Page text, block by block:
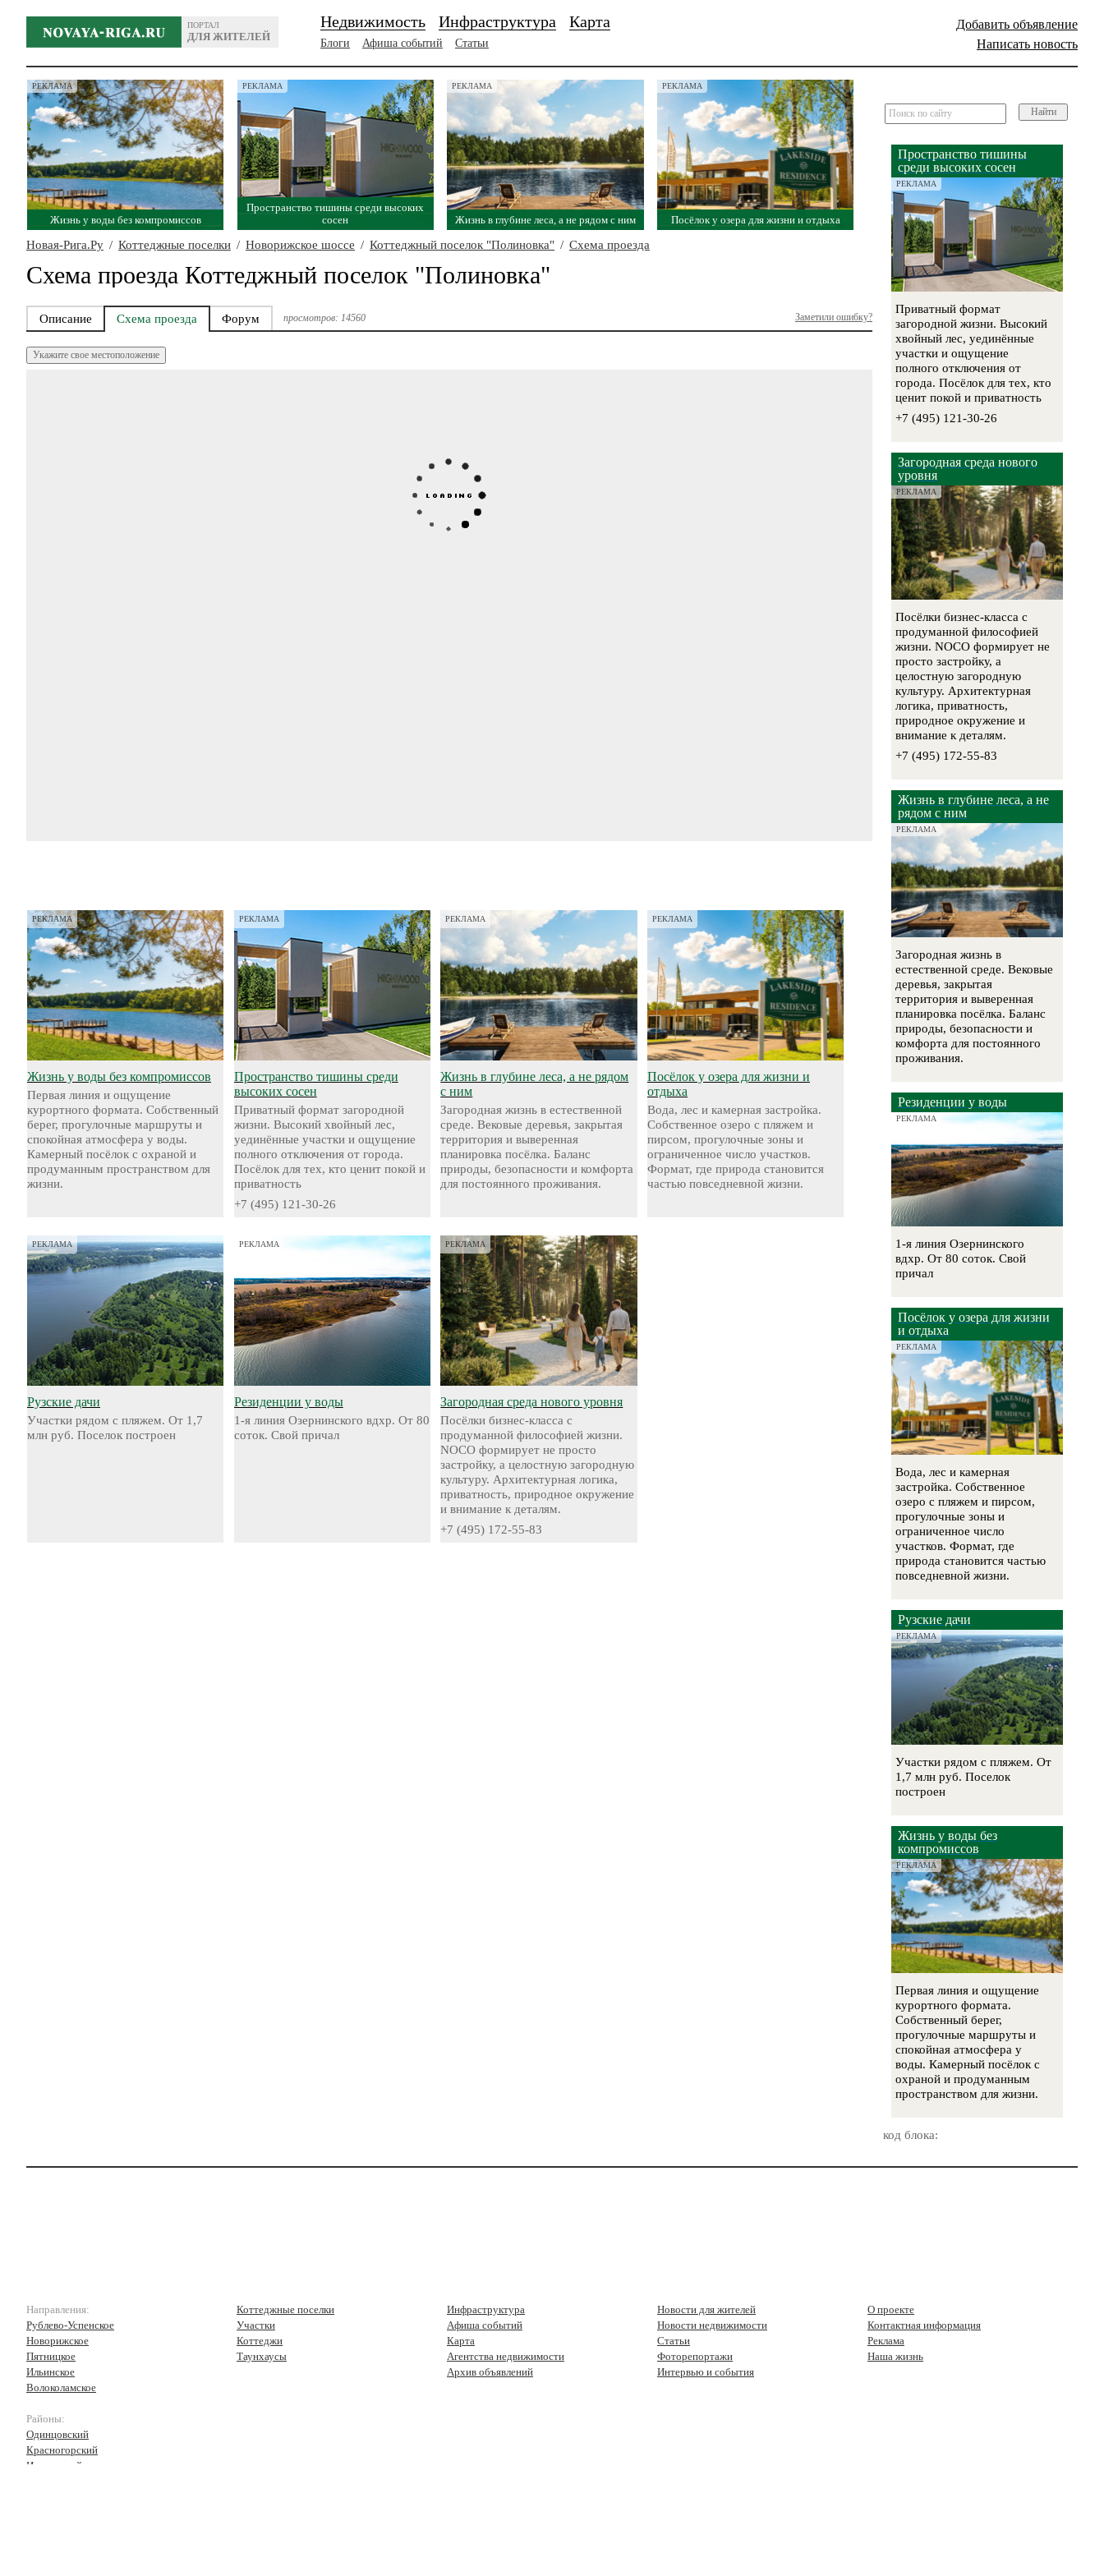
ПОРТАЛ
ДЛЯ ЖИТЕЛЕЙ
Добавить объявление
Написать новость
Недвижимость Инфраструктура Карта
Блоги Афиша событий Статьи
РЕКЛАМА
Жизнь у воды без компромиссов
РЕКЛАМА
Пространство тишины среди высоких
сосен
РЕКЛАМА
Жизнь в глубине леса, а не рядом с ним
РЕКЛАМА
Посёлок у озера для жизни и отдыха
Новая-Рига.Ру / Коттеджные поселки / Новорижское шоссе / Коттеджный поселок "Полиновка" / Схема проезда
Схема проезда Коттеджный поселок "Полиновка"
Описание Схема проезда Форум просмотров: 14560 Заметили ошибку?
Укажите свое местоположение
РЕКЛАМА
Жизнь у воды без компромиссов
Первая линия и ощущение
курортного формата. Собственный
берег, прогулочные маршруты и
спокойная атмосфера у воды.
Камерный посёлок с охраной и
продуманным пространством для
жизни.
РЕКЛАМА
Пространство тишины среди
высоких сосен
Приватный формат загородной
жизни. Высокий хвойный лес,
уединённые участки и ощущение
полного отключения от города.
Посёлок для тех, кто ценит покой и
приватность
+7 (495) 121-30-26
РЕКЛАМА
Жизнь в глубине леса, а не рядом
с ним
Загородная жизнь в естественной
среде. Вековые деревья, закрытая
территория и выверенная
планировка посёлка. Баланс
природы, безопасности и комфорта
для постоянного проживания.
РЕКЛАМА
Посёлок у озера для жизни и
отдыха
Вода, лес и камерная застройка.
Собственное озеро с пляжем и
пирсом, прогулочные зоны и
ограниченное число участков.
Формат, где природа становится
частью повседневной жизни.
РЕКЛАМА
Рузские дачи
Участки рядом с пляжем. От 1,7
млн руб. Поселок построен
РЕКЛАМА
Резиденции у воды
1-я линия Озернинского вдхр. От 80
соток. Свой причал
РЕКЛАМА
Загородная среда нового уровня
Посёлки бизнес-класса с
продуманной философией жизни.
NOCO формирует не просто
застройку, а целостную загородную
культуру. Архитектурная логика,
приватность, природное окружение
и внимание к деталям.
+7 (495) 172-55-83
Найти
Пространство тишины
среди высоких сосен
РЕКЛАМА
Приватный формат
загородной жизни. Высокий
хвойный лес, уединённые
участки и ощущение
полного отключения от
города. Посёлок для тех, кто
ценит покой и приватность
+7 (495) 121-30-26
Загородная среда нового
уровня
РЕКЛАМА
Посёлки бизнес-класса с
продуманной философией
жизни. NOCO формирует не
просто застройку, а
целостную загородную
культуру. Архитектурная
логика, приватность,
природное окружение и
внимание к деталям.
+7 (495) 172-55-83
Жизнь в глубине леса, а не
рядом с ним
РЕКЛАМА
Загородная жизнь в
естественной среде. Вековые
деревья, закрытая
территория и выверенная
планировка посёлка. Баланс
природы, безопасности и
комфорта для постоянного
проживания.
Резиденции у воды
РЕКЛАМА
1-я линия Озернинского
вдхр. От 80 соток. Свой
причал
Посёлок у озера для жизни
и отдыха
РЕКЛАМА
Вода, лес и камерная
застройка. Собственное
озеро с пляжем и пирсом,
прогулочные зоны и
ограниченное число
участков. Формат, где
природа становится частью
повседневной жизни.
Рузские дачи
РЕКЛАМА
Участки рядом с пляжем. От
1,7 млн руб. Поселок
построен
Жизнь у воды без
компромиссов
РЕКЛАМА
Первая линия и ощущение
курортного формата.
Собственный берег,
прогулочные маршруты и
спокойная атмосфера у
воды. Камерный посёлок с
охраной и продуманным
пространством для жизни.
код блока:
Направления:
Рублево-Успенское
Новорижское
Пятницкое
Ильинское
Волоколамское
Районы:
Одинцовский
Красногорский
Истринский
Коттеджные поселки
Участки
Коттеджи
Таунхаусы
Инфраструктура
Афиша событий
Карта
Агентства недвижимости
Архив объявлений
Новости для жителей
Новости недвижимости
Статьи
Фоторепортажи
Интервью и события
О проекте
Контактная информация
Реклама
Наша жизнь